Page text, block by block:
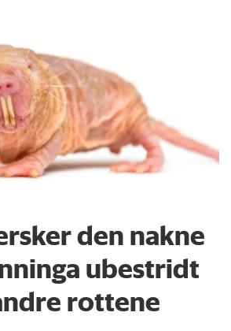
den nakne
ubestridt
rottene